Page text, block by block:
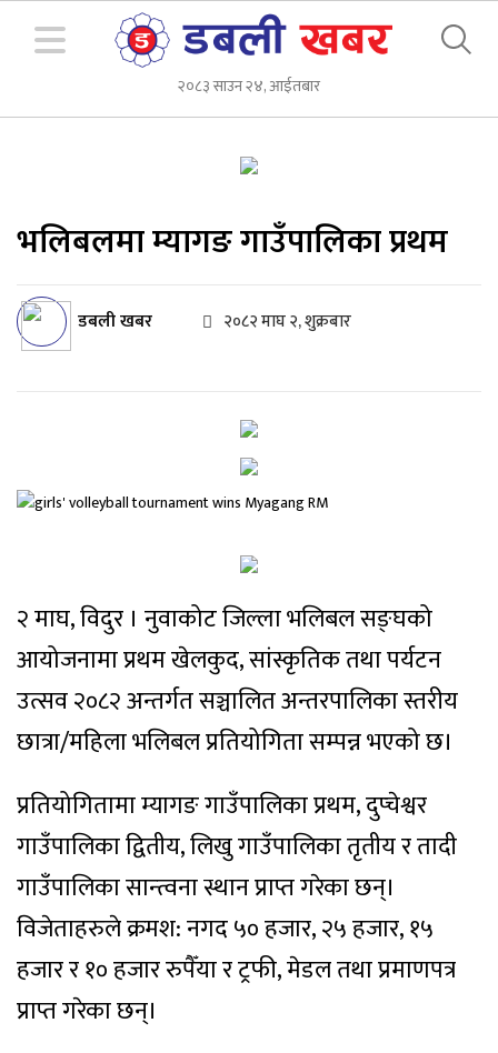
२०८३ साउन २४, आईतबार
भलिबलमा म्यागङ गाउँपालिका प्रथम
डबली खबर २०८२ माघ २, शुक्रबार
२ माघ, विदुर । नुवाकोट जिल्ला भलिबल सङ्घको
आयोजनामा प्रथम खेलकुद, सांस्कृतिक तथा पर्यटन
उत्सव २०८२ अन्तर्गत सञ्चालित अन्तरपालिका स्तरीय
छात्रा/महिला भलिबल प्रतियोगिता सम्पन्न भएको छ।
प्रतियोगितामा म्यागङ गाउँपालिका प्रथम, दुप्चेश्वर
गाउँपालिका द्वितीय, लिखु गाउँपालिका तृतीय र तादी
गाउँपालिका सान्त्वना स्थान प्राप्त गरेका छन्।
विजेताहरुले क्रमश: नगद ५० हजार, २५ हजार, १५
हजार र १० हजार रुपैँया र ट्रफी, मेडल तथा प्रमाणपत्र
प्राप्त गरेका छन्।